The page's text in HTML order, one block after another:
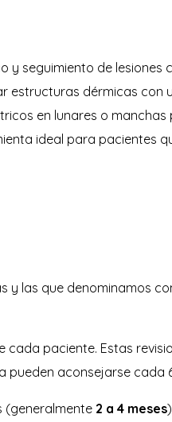
seguimiento de lesiones
dérmicas con
en lunares o manchas
ideal para pacientes
y las que denominamos
paciente. Estas
pueden aconsejarse cada
(generalmente 2 a 4 meses